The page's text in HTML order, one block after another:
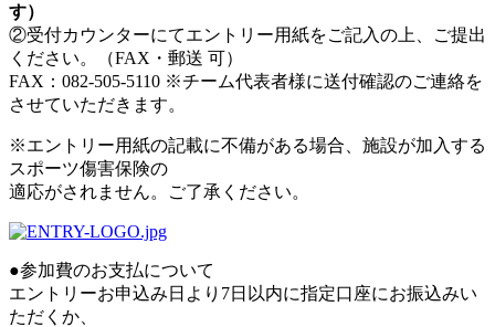
す）
②受付カウンターにてエントリー用紙をご記入の上、ご提出
ください。（FAX・郵送 可）
FAX：082-505-5110 ※チーム代表者様に送付確認のご連絡を
させていただきます。
※エントリー用紙の記載に不備がある場合、施設が加入する
スポーツ傷害保険の
適応がされません。ご了承ください。
●参加費のお支払について
エントリーお申込み日より7日以内に指定口座にお振込みい
ただくか、